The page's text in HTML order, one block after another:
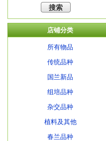
店铺分类
所有物品
传统品种
国兰新品
组培品种
杂交品种
植料及其他
春兰品种